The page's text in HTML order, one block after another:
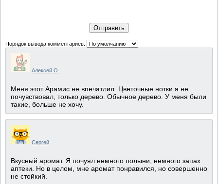
Отправить
Порядок вывода комментариев:
Алексей О.
Меня этот Арамис не впечатлил. Цветочные нотки я не
почувствовал, только дерево. Обычное дерево. У меня были
такие, больше не хочу.
Сергей
Вкусный аромат. Я почуял немного полыни, немного запах
аптеки. Но в целом, мне аромат понравился, но совершенно
не стойкий.